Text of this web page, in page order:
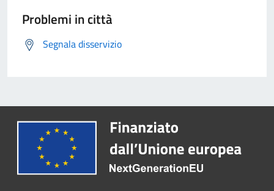
Problemi in città
Segnala disservizio